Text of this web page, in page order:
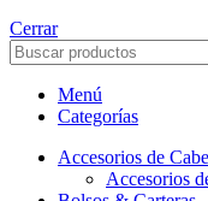
Cerrar
Menú
Categorías
Accesorios de
Accesorios